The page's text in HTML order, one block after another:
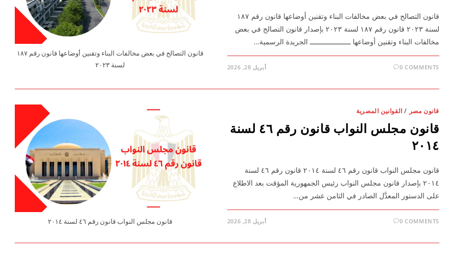
قانون التصالح في بعض مخالفات البناء وتقنين أوضاعها قانون رقم ۱۸۷
لسنة ۲۰۲۳ قانون رقم ۱۸۷ لسنة ۲۰۲۳ بإصدار قانون التصالح في بعض
مخالفات البناء وتقنين أوضاعها ــــــــــــــــــــ الجريدة الرسمية…
0 COMMENTS أبريل 28, 2026
قانون التصالح في بعض مخالفات البناء وتقنين أوضاعها قانون رقم ۱۸۷
لسنة ۲۰۲۳
قانون مصر / القوانين المصرية
قانون مجلس النواب قانون رقم ٤٦ لسنة
٢٠١٤
قانون مجلس النواب قانون رقم ٤٦ لسنة ٢٠١٤ قانون رقم ٤٦ لسنة
٢٠١٤ بإصدار قانون مجلس النواب رئيس الجمهورية المؤقت بعد الاطلاع
على الدستور المعدَّل الصادر في الثامن عشر من…
0 COMMENTS أبريل 28, 2026 قانون مجلس النواب قانون رقم ٤٦ لسنة ٢٠١٤